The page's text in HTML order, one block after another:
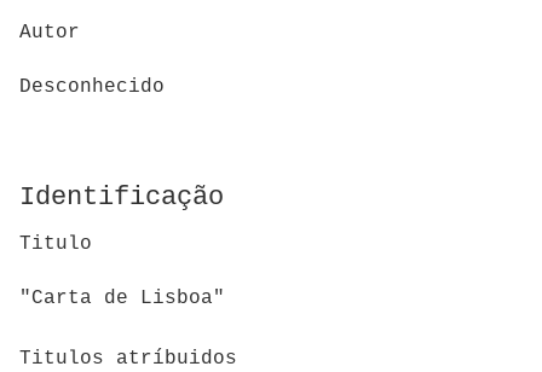
Autor
Desconhecido
Identificação
Titulo
"Carta de Lisboa"
Titulos atríbuidos